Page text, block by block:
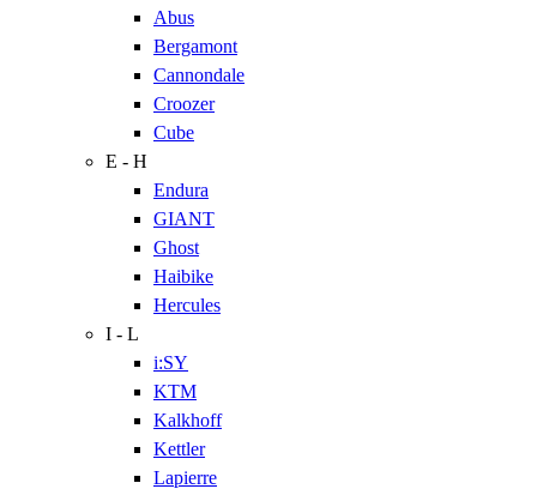
Abus
Bergamont
Cannondale
Croozer
Cube
E - H
Endura
GIANT
Ghost
Haibike
Hercules
I - L
i:SY
KTM
Kalkhoff
Kettler
Lapierre